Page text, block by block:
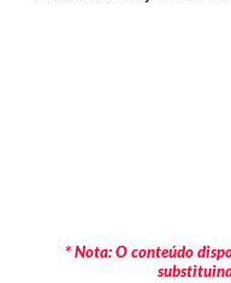
* Nota: O conteúdo